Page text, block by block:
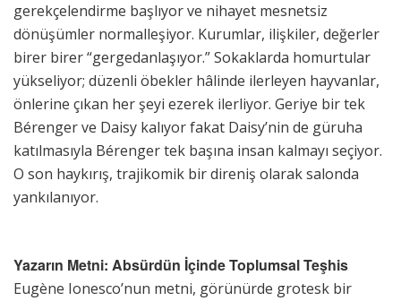
gerekçelendirme başlıyor ve nihayet mesnetsiz
dönüşümler normalleşiyor. Kurumlar, ilişkiler, değerler
birer birer “gergedanlaşıyor.” Sokaklarda homurtular
yükseliyor; düzenli öbekler hâlinde ilerleyen hayvanlar,
önlerine çıkan her şeyi ezerek ilerliyor. Geriye bir tek
Bérenger ve Daisy kalıyor fakat Daisy’nin de güruha
katılmasıyla Bérenger tek başına insan kalmayı seçiyor.
O son haykırış, trajikomik bir direniş olarak salonda
yankılanıyor.
Yazarın Metni: Absürdün İçinde Toplumsal Teşhis
Eugène Ionesco’nun metni, görünürde grotesk bir